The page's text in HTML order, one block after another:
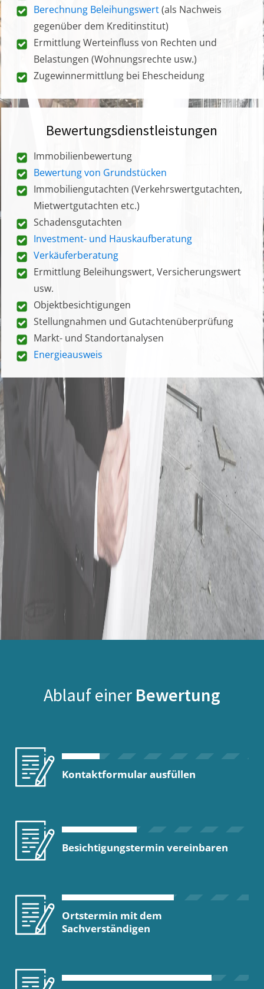
Berechnung Beleihungswert(als Nachweis
gegenüber dem Kreditinstitut)
Ermittlung Werteinfluss von Rechten und
Belastungen (Wohnungsrechte usw.)
Zugewinnermittlung bei Ehescheidung
Bewertungsdienstleistungen
Immobilienbewertung
Bewertung von Grundstücken
Immobiliengutachten (Verkehrswertgutachten,
Mietwertgutachten etc.)
Schadensgutachten
Investment- und Hauskaufberatung
Verkäuferberatung
Ermittlung Beleihungswert, Versicherungswert
usw.
Objektbesichtigungen
Stellungnahmen und Gutachtenüberprüfung
Markt- und Standortanalysen
Energieausweis
Ablauf einer Bewertung
Kontaktformular ausfüllen
Besichtigungstermin vereinbaren
Ortstermin mit dem
Sachverständigen